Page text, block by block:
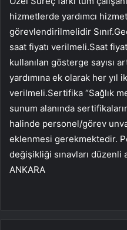
hizmetlerde yardımcı
görevlendirilmelidir
saat fiyatı verilmeli.Saat
kullanılan gösterge sayısı
yardımına ek olarak her yıl
verilmeli.Sertifika “Sağlık
sunum alanında
halinde personel/görev
eklenmesi gerekmektedir.
değişikliği sınavları düzenli
ANKARA